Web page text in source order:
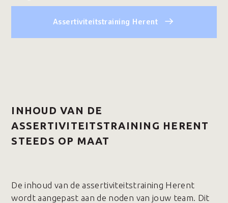
Assertiviteitstraining Herent
INHOUD VAN DE
ASSERTIVITEITSTRAINING HERENT
STEEDS OP MAAT
De inhoud van de assertiviteitstraining Herent
wordt aangepast aan de noden van jouw team. Dit